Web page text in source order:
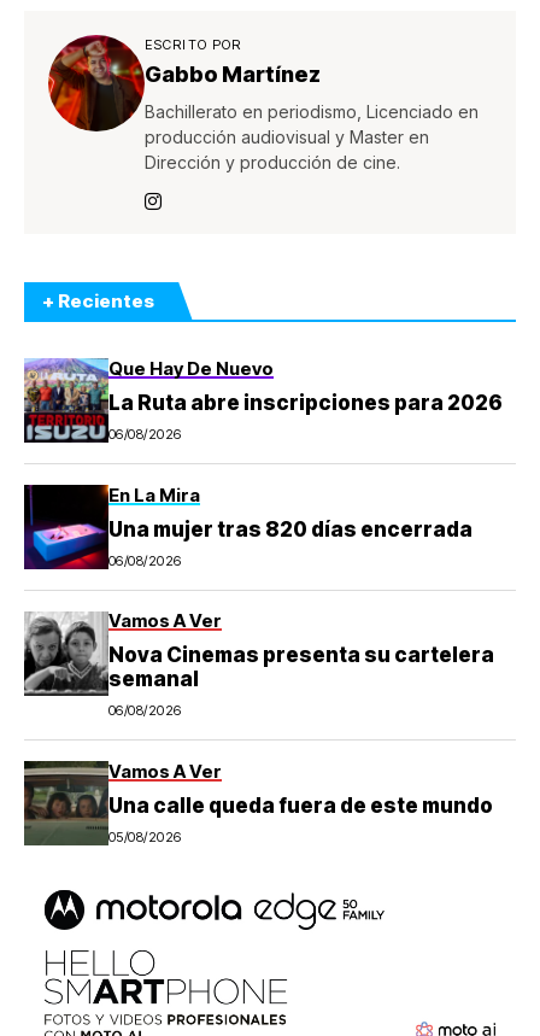
ESCRITO POR
Gabbo Martínez
Bachillerato en periodismo, Licenciado en
producción audiovisual y Master en
Dirección y producción de cine.
+ Recientes
Que Hay De Nuevo
La Ruta abre inscripciones para 2026
06/08/2026
En La Mira
Una mujer tras 820 días encerrada
06/08/2026
Vamos A Ver
Nova Cinemas presenta su cartelera
semanal
06/08/2026
Vamos A Ver
Una calle queda fuera de este mundo
05/08/2026